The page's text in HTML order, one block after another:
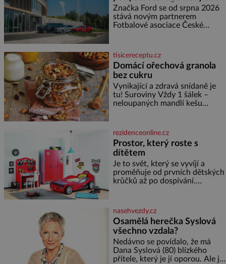
muž nebývale krutý. Jeho činy
budí hrůzu ještě dlouho po jeho
smrti
partnerem FAČR
Značka Ford se od srpna 2026
stává novým partnerem
Fotbalové asociace České
asociace, reprezentačních týmů
i českého fotbalu v regionech.
Partner
tisicereceptu.cz
Domácí ořechová granola
bez cukru
Vynikající a zdravá snídaně je
tu! Suroviny Vždy 1 šálek –
neloupaných mandlí kešu
semínek dýně rozinek 3 šálky
ovesných vloček 1 lžíce mlet
rezidenceonline.cz
Prostor, který roste s
dítětem
Je to svět, který se vyvíjí a
proměňuje od prvních dětských
krůčků až po dospívání.
soustředění i odpočinek a
reaguje na každou etapu života
a specifické potřeby dítěte. Pro
nejmenší je klíčová
jednoduchost, měkkost a
bezpečí, proto by pokoj
miminka měl působit především
nasehvezdy.cz
Osamělá herečka Syslová
všechno vzdala?
Nedávno se povídalo, že má
Dana Syslová (80) blízkého
přítele, který je jí oporou. Ale je